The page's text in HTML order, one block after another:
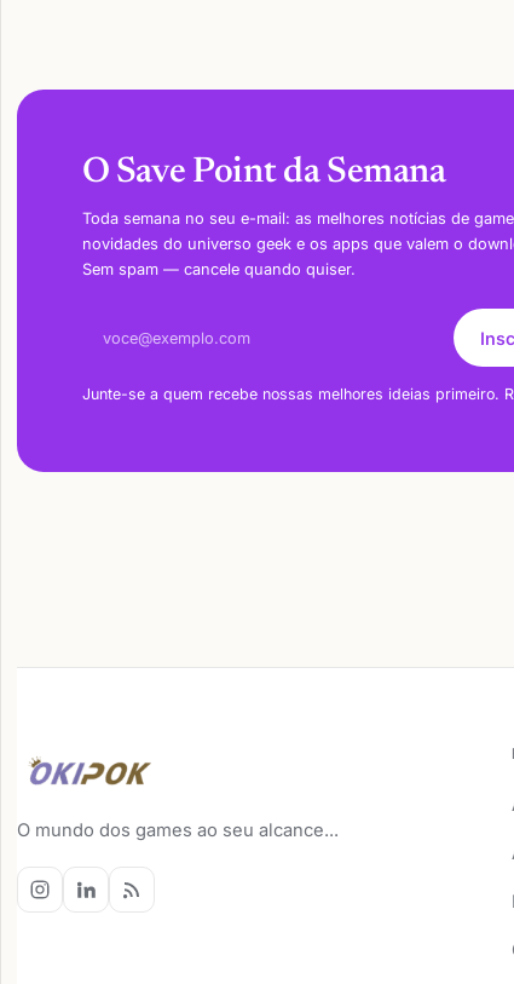
O Save Point da Semana
Toda semana no seu e-mail: as melhores notícias de
novidades do universo geek e os apps que valem o
Sem spam — cancele quando quiser.
Junte-se a quem recebe nossas melhores ideias primeiro.
O mundo dos games ao seu alcance...